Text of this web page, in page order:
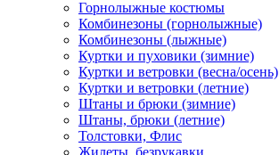
Горнолыжные костюмы
Комбинезоны (горнолыжные)
Комбинезоны (лыжные)
Куртки и пуховики (зимние)
Куртки и ветровки (весна/осень)
Куртки и ветровки (летние)
Штаны и брюки (зимние)
Штаны, брюки (летние)
Толстовки, Флис
Жилеты, безрукавки